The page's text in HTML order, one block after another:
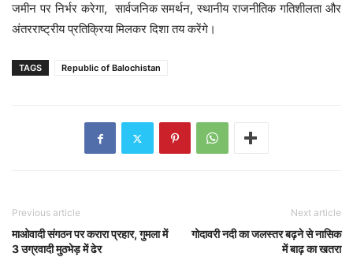
जमीन पर निर्भर करेगा, सार्वजनिक समर्थन, स्थानीय राजनीतिक गतिशीलता और
अंतरराष्ट्रीय प्रतिक्रिया मिलकर दिशा तय करेंगे।
TAGS Republic of Balochistan
Previous article
माओवादी संगठन पर करारा प्रहार, गुमला में
3 उग्रवादी मुठभेड़ में ढेर
Next article
गोदावरी नदी का जलस्तर बढ़ने से नासिक
में बाढ़ का खतरा